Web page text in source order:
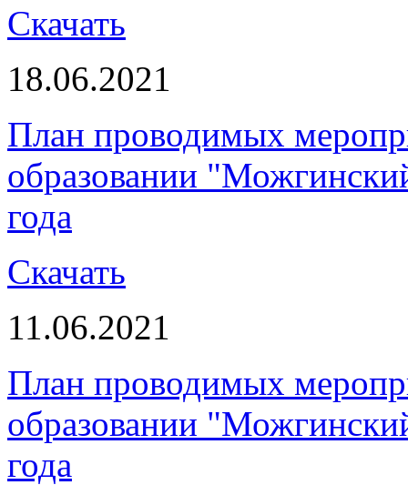
Скачать
18.06.2021
План проводимых
образовании
года
Скачать
11.06.2021
План проводимых
образовании
года